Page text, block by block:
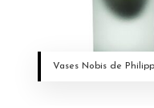
Vases Nobis de